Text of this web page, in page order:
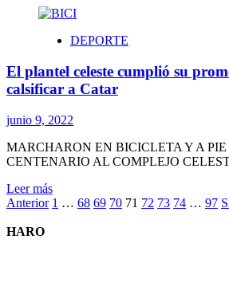
al
de
sobre
Yaquinta
siendo
el
Entrenador
del
Plantel
Principal
DEPORTE
El plantel celeste cumplió su
calsificar a Catar
junio 9, 2022
MARCHARON EN BICICLETA Y A PIE
CENTENARIO AL COMPLEJO
Leer másLeer
más
Paginación
de
Anterior 1 … 68 69 70 71 72 73 74 … 97
HARO